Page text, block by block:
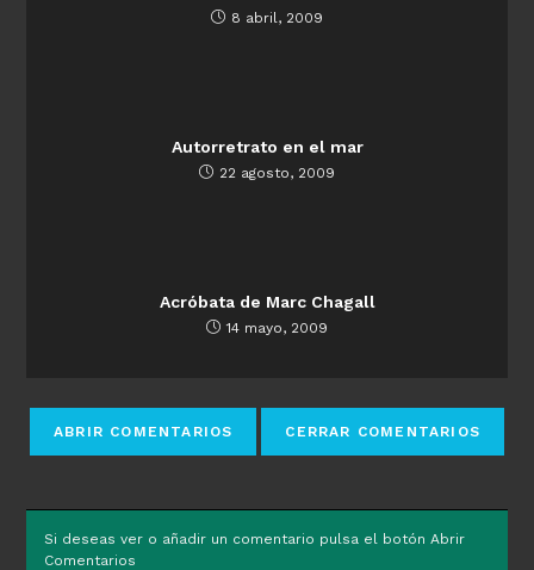
8 abril, 2009
Autorretrato en el mar
22 agosto, 2009
Acróbata de Marc Chagall
14 mayo, 2009
Si deseas ver o añadir un comentario pulsa el botón Abrir
Comentarios